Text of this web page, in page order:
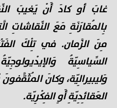
غابَ أو كادَ أَنْ يَغيبَ
بِالمُقارَنَةِ مَعَ
مِنَ الزَّمان. في تِلْكَ
السِّياسِيّةُ
وَليبيرالِيّة، وكانَ
العَقائِدِيّةِ أَوِ الفِكْرِيّة.